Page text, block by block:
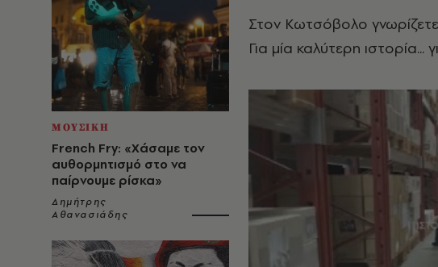
ΜΟΥΣΙΚΗ
French Fry: «Χάσαμε τον
αυθορμητισμό στο να
παίρνουμε ρίσκα»
Δημήτρης
Αθανασιάδης
Στον Κωτσόβολο
Για μία καλύτερη ιστορία...